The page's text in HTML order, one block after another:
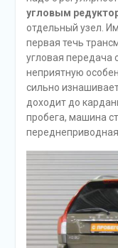
угловым
отдельный узел.
первая течь
угловая передача
неприятную
сильно
доходит до
пробега, машина
переднеприводная.